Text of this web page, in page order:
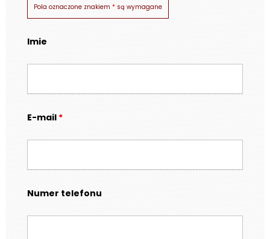
Pola oznaczone znakiem * są wymagane
Imie
E-mail *
Numer telefonu